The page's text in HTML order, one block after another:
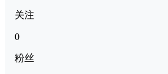
关注
0
粉丝